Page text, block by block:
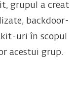
grupul a creat
backdoor-
uri în scopul
acestui grup.